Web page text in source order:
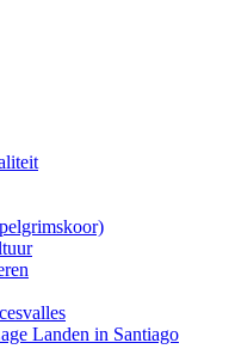
Landen in Santiago